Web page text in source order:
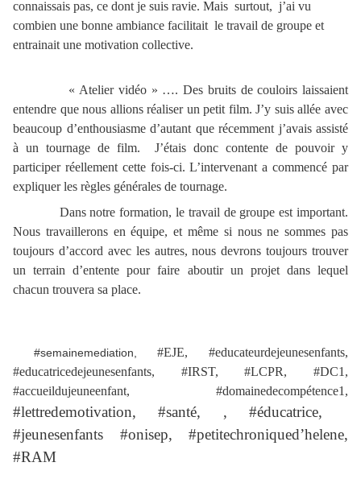
connaissais pas, ce dont je suis ravie. Mais surtout, j’ai vu
combien une bonne ambiance facilitait le travail de groupe et
entrainait une motivation collective.
« Atelier vidéo » …. Des bruits de couloirs laissaient
entendre que nous allions réaliser un petit film. J’y suis allée avec
beaucoup d’enthousiasme d’autant que récemment j’avais assisté
à un tournage de film. J’étais donc contente de pouvoir y
participer réellement cette fois-ci. L’intervenant a commencé par
expliquer les règles générales de tournage.
Dans notre formation, le travail de groupe est important.
Nous travaillerons en équipe, et même si nous ne sommes pas
toujours d’accord avec les autres, nous devrons toujours trouver
un terrain d’entente pour faire aboutir un projet dans lequel
chacun trouvera sa place.
#semainemediation,#EJE, #educateurdejeunesenfants,
#educatricedejeunesenfants, #IRST, #LCPR, #DC1,
#accueildujeuneenfant, #domainedecompétence1,
#lettredemotivation, #santé, , #éducatrice,
#jeunesenfants #onisep, #petitechroniqued’helene,
#RAM